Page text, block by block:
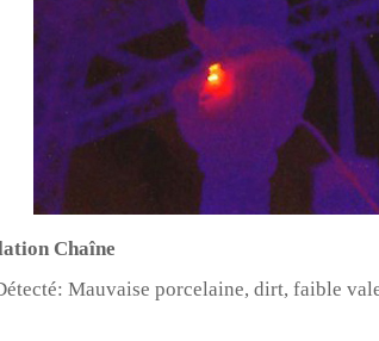
Chaîne
Mauvaise porcelaine, dirt, faible